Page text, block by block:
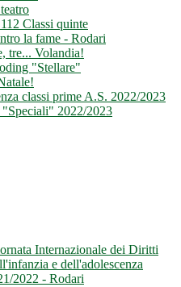
Classi quinte
la fame - Rodari
tre... Volandia!
"Stellare"
classi prime A.S. 2022/2023
"Speciali" 2022/2023
Internazionale dei Diritti
e dell'adolescenza
2022 - Rodari